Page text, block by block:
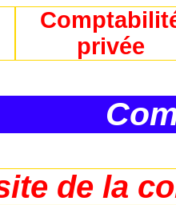
privée
de la